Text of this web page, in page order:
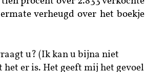
verheugd over het boekje
u? (Ik kan u bijna niet
er is. Het geeft mij het gevoel